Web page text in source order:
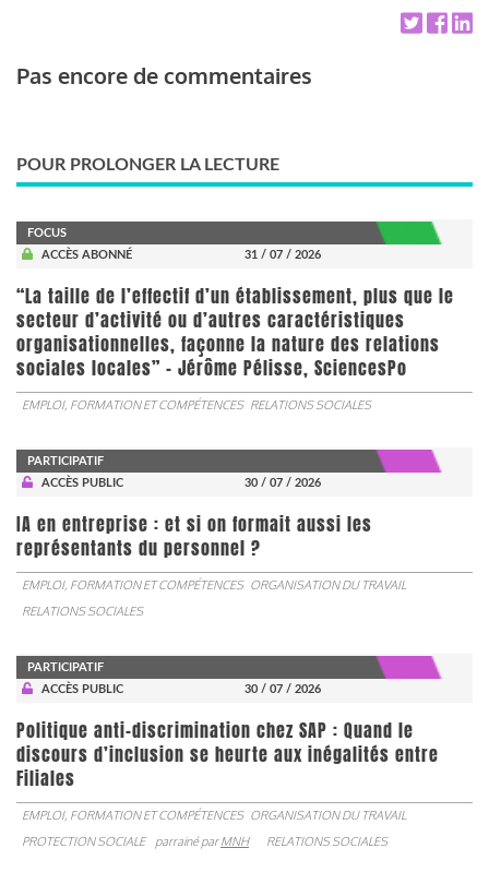
Pas encore de commentaires
POUR PROLONGER LA LECTURE
FOCUS
ACCÈS ABONNÉ
31 / 07 / 2026
“La taille de l’effectif d’un établissement, plus que le
secteur d’activité ou d’autres caractéristiques
organisationnelles, façonne la nature des relations
sociales locales” - Jérôme Pélisse, SciencesPo
EMPLOI, FORMATION ET COMPÉTENCES RELATIONS SOCIALES
PARTICIPATIF
ACCÈS PUBLIC
30 / 07 / 2026
IA en entreprise : et si on formait aussi les
représentants du personnel ?
EMPLOI, FORMATION ET COMPÉTENCES ORGANISATION DU TRAVAIL
RELATIONS SOCIALES
PARTICIPATIF
ACCÈS PUBLIC
30 / 07 / 2026
Politique anti-discrimination chez SAP : Quand le
discours d’inclusion se heurte aux inégalités entre
Filiales
EMPLOI, FORMATION ET COMPÉTENCES ORGANISATION DU TRAVAIL
PROTECTION SOCIALE
parrainé parMNH RELATIONS SOCIALES